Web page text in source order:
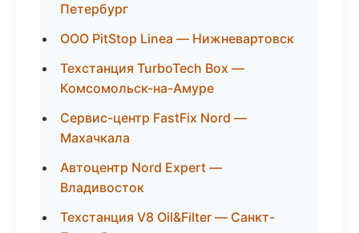
Петербург
ООО PitStop Linea — Нижневартовск
Техстанция TurboTech Box —
Комсомольск-на-Амуре
Сервис-центр FastFix Nord —
Махачкала
Автоцентр Nord Expert —
Владивосток
Техстанция V8 Oil&Filter — Санкт-